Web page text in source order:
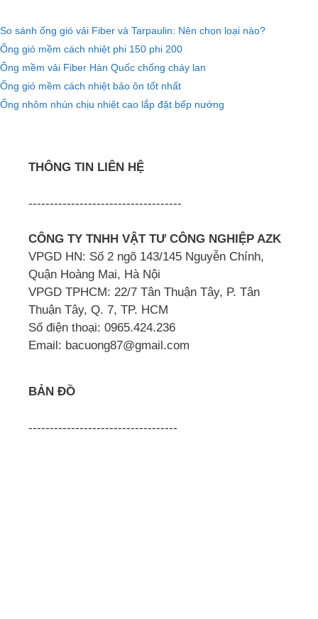
So sánh ống gió vải Fiber và Tarpaulin: Nên chọn loại nào?
Ống gió mềm cách nhiệt phi 150 phi 200
Ống mềm vải Fiber Hàn Quốc chống cháy lan
Ống gió mềm cách nhiệt bảo ôn tốt nhất
Ống nhôm nhún chịu nhiệt cao lắp đặt bếp nướng
THÔNG TIN LIÊN HỆ
------------------------------------
CÔNG TY TNHH VẬT TƯ CÔNG NGHIỆP AZK
VPGD HN: Số 2 ngõ 143/145 Nguyễn Chính,
Quận Hoàng Mai, Hà Nội
VPGD TPHCM: 22/7 Tân Thuận Tây, P. Tân
Thuận Tây, Q. 7, TP. HCM
Số điện thoại: 0965.424.236
Email: bacuong87@gmail.com
BẢN ĐỒ
-----------------------------------